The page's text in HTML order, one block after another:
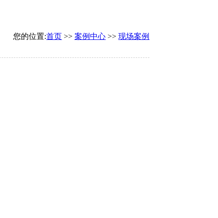
您的位置:首页 >>案例中心 >>现场案例